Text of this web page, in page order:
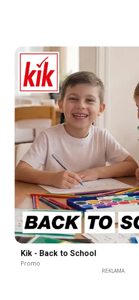
Kik - Back to School
Promo
REKLAMA